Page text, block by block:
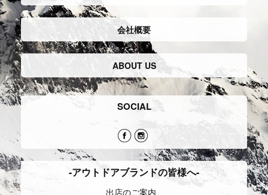
会社概要
ABOUT US
SOCIAL
-アウトドアブランドの皆様へ-
出店のご案内